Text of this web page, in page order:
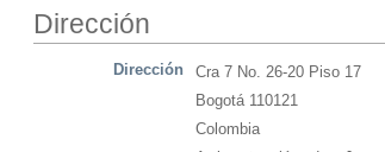
Dirección
Dirección
Cra 7 No. 26-20 Piso 17
Bogotá 110121
Colombia